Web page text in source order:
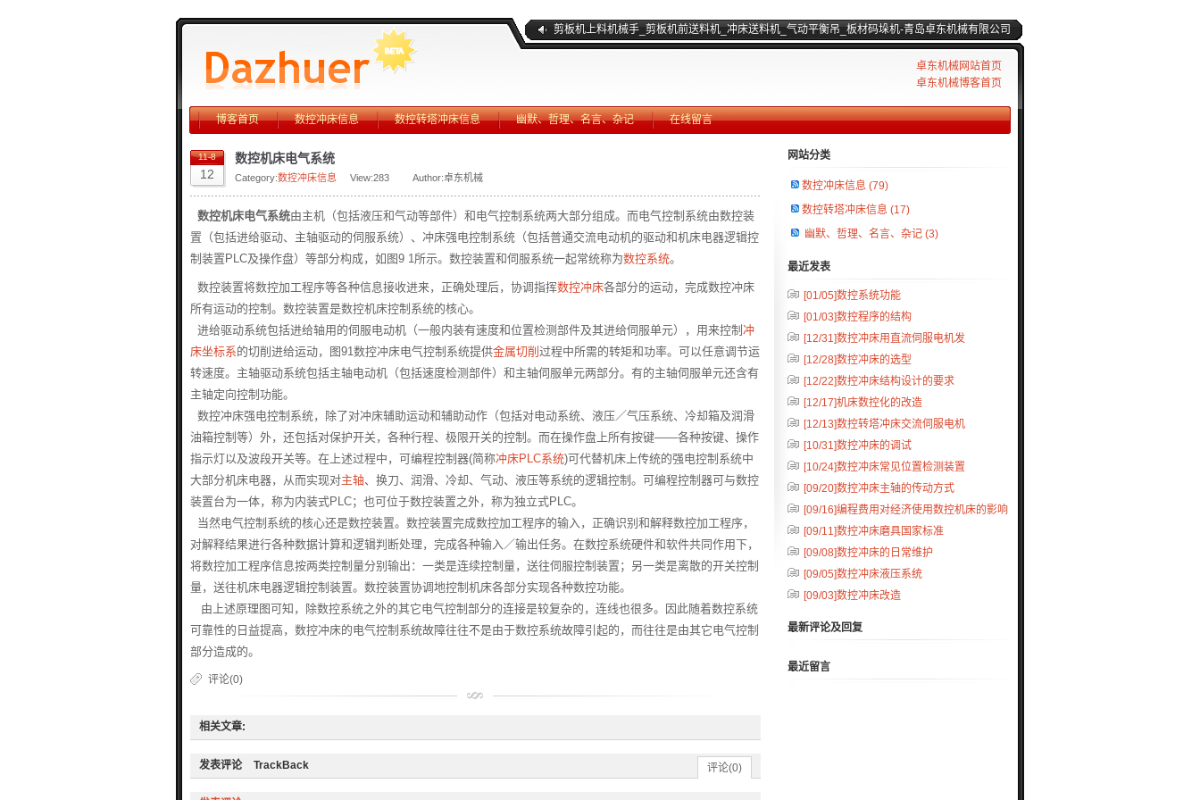
剪板机上料机械手_剪板机前送料机_冲床送料机_气动平衡吊_板材码垛机-青岛卓东机械有限公司
卓东机械网站首页
卓东机械博客首页
博客首页 数控冲床信息 数控转塔冲床信息 幽默、哲理、名言、杂记 在线留言
11-8
12
数控机床电气系统
Category:数控冲床信息 View:283 Author:卓东机械
数控机床电气系统由主机（包括液压和气动等部件）和电气控制系统两大部分组成。而电气控制系统由数控装
置（包括进给驱动、主轴驱动的伺服系统）、冲床强电控制系统（包括普通交流电动机的驱动和机床电器逻辑控
制装置PLC及操作盘）等部分构成，如图9 1所示。数控装置和伺服系统一起常统称为数控系统。
数控装置将数控加工程序等各种信息接收进来，正确处理后，协调指挥数控冲床各部分的运动，完成数控冲床
所有运动的控制。数控装置是数控机床控制系统的核心。
进给驱动系统包括进给轴用的伺服电动机（一般内装有速度和位置检测部件及其进给伺服单元），用来控制 冲
床坐标系的切削进给运动，图91数控冲床电气控制系统提供金属切削 过程中所需的转矩和功率。可以任意调节运
转速度。主轴驱动系统包括主轴电动机（包括速度检测部件）和主轴伺服单元两部分。有的主轴伺服单元还含有
主轴定向控制功能。
数控冲床强电控制系统，除了对冲床辅助运动和辅助动作（包括对电动系统、液压／气压系统、冷却箱及润滑
油箱控制等）外，还包括对保护开关，各种行程、极限开关的控制。而在操作盘上所有按键——各种按键、操作
指示灯以及波段开关等。在上述过程中，可编程控制器(简称冲床PLC系统)可代替机床上传统的强电控制系统中
大部分机床电器，从而实现对主轴、换刀、润滑、冷却、气动、液压等系统的逻辑控制。可编程控制器可与数控
装置台为一体，称为内装式PLC；也可位于数控装置之外，称为独立式PLC。
当然电气控制系统的核心还是数控装置。数控装置完成数控加工程序的输入，正确识别和解释数控加工程序，
对解释结果进行各种数据计算和逻辑判断处理，完成各种输入／输出任务。在数控系统硬件和软件共同作用下，
将数控加工程序信息按两类控制量分别输出：一类是连续控制量，送往伺服控制装置；另一类是离散的开关控制
量，送往机床电器逻辑控制装置。数控装置协调地控制机床各部分实现各种数控功能。
由上述原理图可知，除数控系统之外的其它电气控制部分的连接是较复杂的，连线也很多。因此随着数控系统
可靠性的日益提高，数控冲床的电气控制系统故障往往不是由于数控系统故障引起的，而往往是由其它电气控制
部分造成的。
评论(0)
相关文章:
评论(0)
发表评论 TrackBack
网站分类
数控冲床信息 (79)
数控转塔冲床信息 (17)
幽默、哲理、名言、杂记 (3)
最近发表
[01/05]数控系统功能
[01/03]数控程序的结构
[12/31]数控冲床用直流伺服电机发
[12/28]数控冲床的选型
[12/22]数控冲床结构设计的要求
[12/17]机床数控化的改造
[12/13]数控转塔冲床交流伺服电机
[10/31]数控冲床的调试
[10/24]数控冲床常见位置检测装置
[09/20]数控冲床主轴的传动方式
[09/16]编程费用对经济使用数控机床的影响
[09/11]数控冲床磨具国家标准
[09/08]数控冲床的日常维护
[09/05]数控冲床液压系统
[09/03]数控冲床改造
最新评论及回复
最近留言